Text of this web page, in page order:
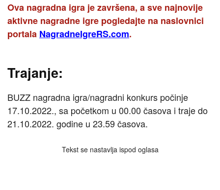
Ova nagradna igra je završena, a sve najnovije
aktivne nagradne igre pogledajte na naslovnici
portala NagradneIgreRS.com.
Trajanje:
BUZZ nagradna igra/nagradni konkurs počinje
17.10.2022., sa početkom u 00.00 časova i traje do
21.10.2022. godine u 23.59 časova.
Tekst se nastavlja ispod oglasa